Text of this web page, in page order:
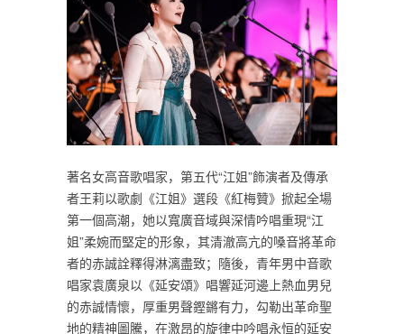
著名女高音歌唱家，第五代“江姐”飾演者及傳承
者王莉以歌劇《江姐》選段《紅梅贊》掀起全場
第一個高潮，她以寬廣音域與深情吟唱重現“江
姐”柔婉而堅定的形象，其清澈高亢的嗓音將革命
者的赤誠詮釋得淋漓盡致；隨後，青年男中音歌
唱家袁廣泉以《延安頌》唱響延河邊上熱血男兒
的赤誠情懷，厚重男聲鏗鏘有力，勾勒出革命聖
地的精神圖騰，在激昂的旋律中吟唱永恒的延安